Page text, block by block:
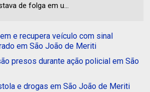
de folga em u...
e recupera veículo com sinal
em São João de Meriti
presos durante ação policial em São
e drogas em São João de Meriti